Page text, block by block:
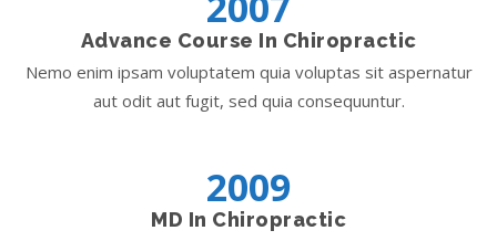
Advance Course In Chiropractic
Nemo enim ipsam voluptatem quia voluptas sit aspernatur
aut odit aut fugit, sed quia consequuntur.
2009
MD In Chiropractic